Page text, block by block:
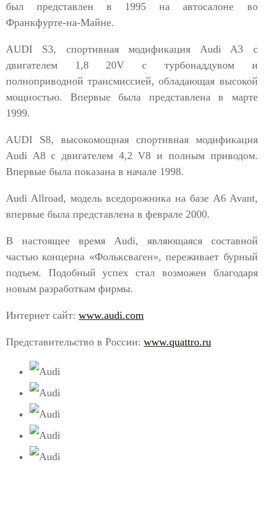
был представлен в 1995 на автосалоне во
Франкфурте-на-Майне.
AUDI S3, спортивная модификация Audi A3 с
двигателем 1,8 20V с турбонаддувом и
полноприводной трансмиссией, обладающая высокой
мощностью. Впервые была представлена в марте
1999.
AUDI S8, высокомощная спортивная модификация
Audi A8 с двигателем 4,2 V8 и полным приводом.
Впервые была показана в начале 1998.
Audi Allroad, модель вседорожника на базе A6 Avant,
впервые была представлена в феврале 2000.
В настоящее время Audi, являющаяся составной
частью концерна «Фольксваген», переживает бурный
подъем. Подобный успех стал возможен благодаря
новым разработкам фирмы.
Интернет сайт: www.audi.com
Представительство в России: www.quattro.ru